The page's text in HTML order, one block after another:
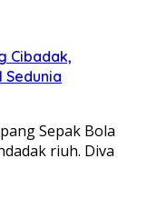
Cibadak,
Sedunia
Sepak Bola
riuh. Diva